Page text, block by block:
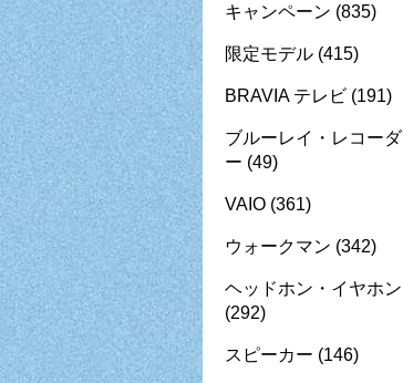
キャンペーン (835)
限定モデル (415)
BRAVIA テレビ (191)
ブルーレイ・レコーダ
ー (49)
VAIO (361)
ウォークマン (342)
ヘッドホン・イヤホン
(292)
スピーカー (146)